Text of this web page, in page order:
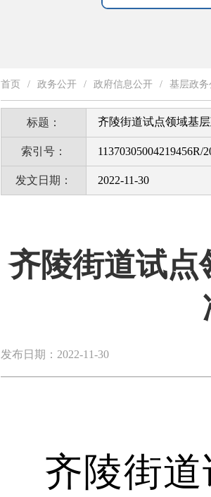
首页 / 政务公开 / 政府信息公开 / 基层政
标题： 齐陵街道试点领域基
索引号： 11370305004219456R/
发文日期： 2022-11-30
齐陵街道试点
发布日期：2022-11-30
齐陵街